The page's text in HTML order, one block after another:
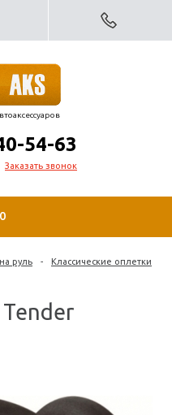
54-63
Заказать звонок
руль -
Классические оплетки